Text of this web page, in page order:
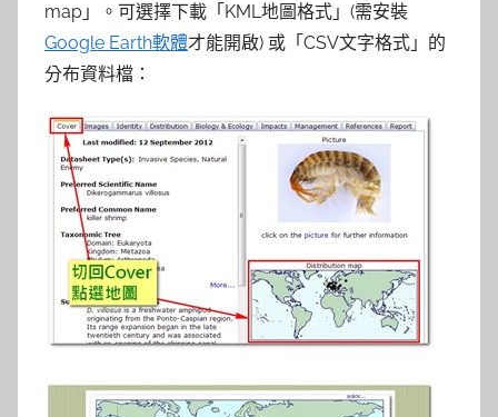
map」。可選擇下載「KML地圖格式」(需安裝
Google Earth軟體才能開啟) 或「CSV文字格式」的
分布資料檔：